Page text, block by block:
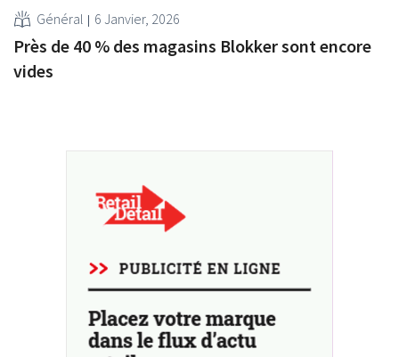
Général 6 Janvier, 2026
Près de 40 % des magasins Blokker sont encore
vides